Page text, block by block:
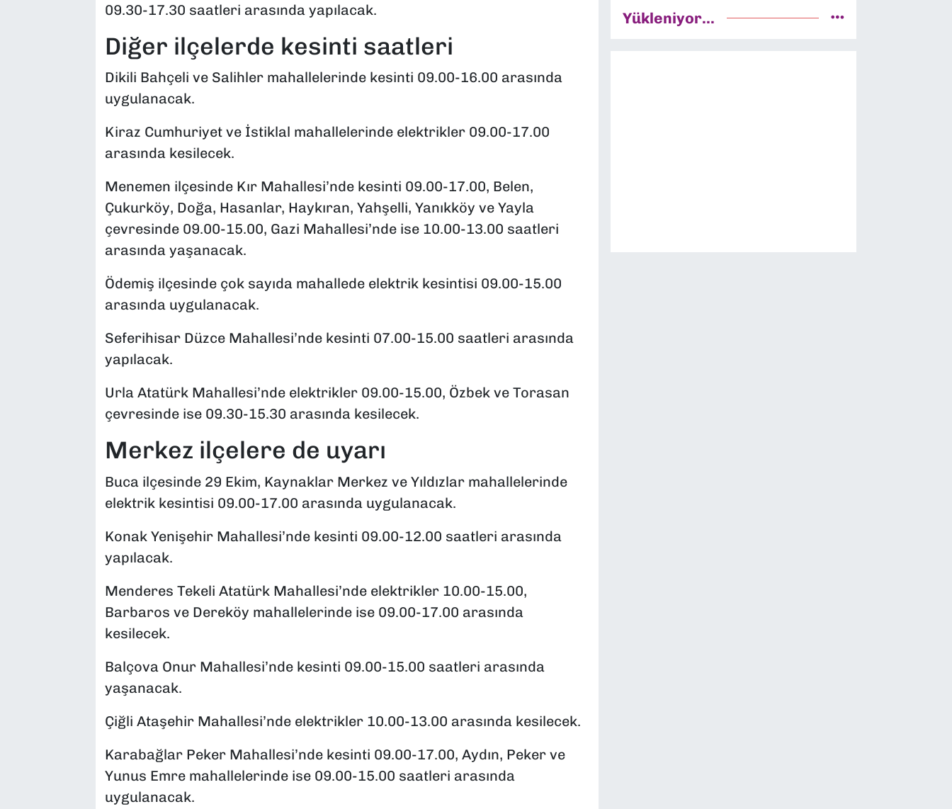
09.30-17.30 saatleri arasında yapılacak.
Diğer ilçelerde kesinti saatleri
Dikili Bahçeli ve Salihler mahallelerinde kesinti 09.00-16.00 arasında
uygulanacak.
Kiraz Cumhuriyet ve İstiklal mahallelerinde elektrikler 09.00-17.00
arasında kesilecek.
Menemen ilçesinde Kır Mahallesi’nde kesinti 09.00-17.00, Belen,
Çukurköy, Doğa, Hasanlar, Haykıran, Yahşelli, Yanıkköy ve Yayla
çevresinde 09.00-15.00, Gazi Mahallesi’nde ise 10.00-13.00 saatleri
arasında yaşanacak.
Ödemiş ilçesinde çok sayıda mahallede elektrik kesintisi 09.00-15.00
arasında uygulanacak.
Seferihisar Düzce Mahallesi’nde kesinti 07.00-15.00 saatleri arasında
yapılacak.
Urla Atatürk Mahallesi’nde elektrikler 09.00-15.00, Özbek ve Torasan
çevresinde ise 09.30-15.30 arasında kesilecek.
Merkez ilçelere de uyarı
Buca ilçesinde 29 Ekim, Kaynaklar Merkez ve Yıldızlar mahallelerinde
elektrik kesintisi 09.00-17.00 arasında uygulanacak.
Konak Yenişehir Mahallesi’nde kesinti 09.00-12.00 saatleri arasında
yapılacak.
Menderes Tekeli Atatürk Mahallesi’nde elektrikler 10.00-15.00,
Barbaros ve Dereköy mahallelerinde ise 09.00-17.00 arasında
kesilecek.
Balçova Onur Mahallesi’nde kesinti 09.00-15.00 saatleri arasında
yaşanacak.
Çiğli Ataşehir Mahallesi’nde elektrikler 10.00-13.00 arasında kesilecek.
Karabağlar Peker Mahallesi’nde kesinti 09.00-17.00, Aydın, Peker ve
Yunus Emre mahallelerinde ise 09.00-15.00 saatleri arasında
uygulanacak.
Yükleniyor...